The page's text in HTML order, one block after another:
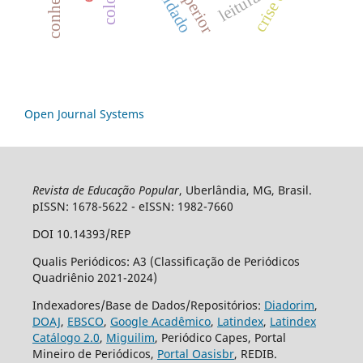
Open Journal Systems
Revista de Educação Popular, Uberlândia, MG, Brasil.
pISSN: 1678-5622 - eISSN: 1982-7660
DOI 10.14393/REP
Qualis Periódicos: A3 (Classificação de Periódicos
Quadriênio 2021-2024)
Indexadores/Base de Dados/Repositórios: Diadorim,
DOAJ, EBSCO, Google Acadêmico, Latindex, Latindex
Catálogo 2.0, Miguilim, Periódico Capes, Portal
Mineiro de Periódicos, Portal Oasisbr, REDIB.